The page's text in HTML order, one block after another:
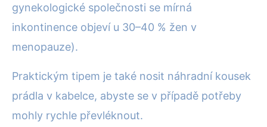
gynekologické společnosti se mírná
inkontinence objeví u 30–40 % žen v
menopauze).
Praktickým tipem je také nosit náhradní kousek
prádla v kabelce, abyste se v případě potřeby
mohly rychle převléknout.